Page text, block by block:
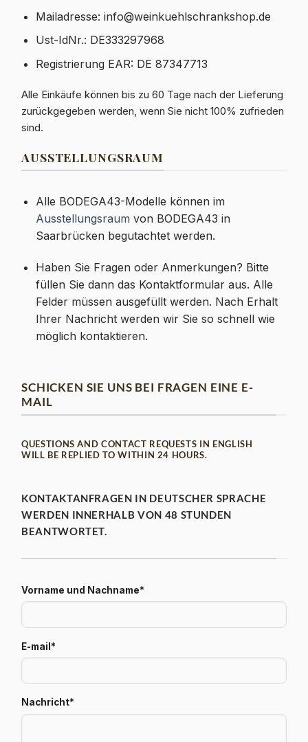
Mailadresse: info@weinkuehlschrankshop.de
Ust-IdNr.: DE333297968
Registrierung EAR: DE 87347713
Alle Einkäufe können bis zu 60 Tage nach der Lieferung
zurückgegeben werden, wenn Sie nicht 100% zufrieden
sind.
AUSSTELLUNGSRAUM
Alle BODEGA43-Modelle können im
Ausstellungsraum von BODEGA43 in
Saarbrücken begutachtet werden.
Haben Sie Fragen oder Anmerkungen? Bitte
füllen Sie dann das Kontaktformular aus. Alle
Felder müssen ausgefüllt werden. Nach Erhalt
Ihrer Nachricht werden wir Sie so schnell wie
möglich kontaktieren.
SCHICKEN SIE UNS BEI FRAGEN EINE E-
MAIL
QUESTIONS AND CONTACT REQUESTS IN ENGLISH
WILL BE REPLIED TO WITHIN 24 HOURS.
KONTAKTANFRAGEN IN DEUTSCHER SPRACHE
WERDEN INNERHALB VON 48 STUNDEN
BEANTWORTET.
Vorname und Nachname*
E-mail*
Nachricht*